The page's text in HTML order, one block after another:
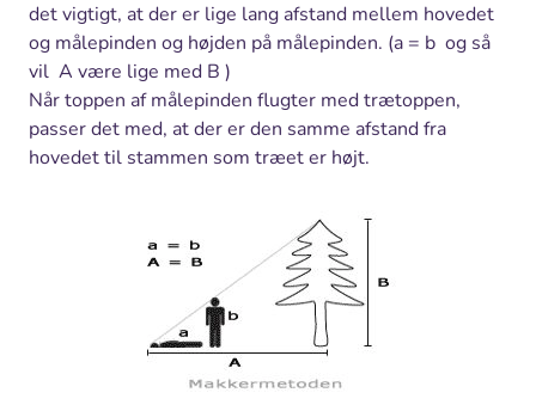
det vigtigt, at der er lige lang afstand mellem hovedet
og målepinden og højden på målepinden. (a = b og så
vil A være lige med B )
Når toppen af målepinden flugter med trætoppen,
passer det med, at der er den samme afstand fra
hovedet til stammen som træet er højt.